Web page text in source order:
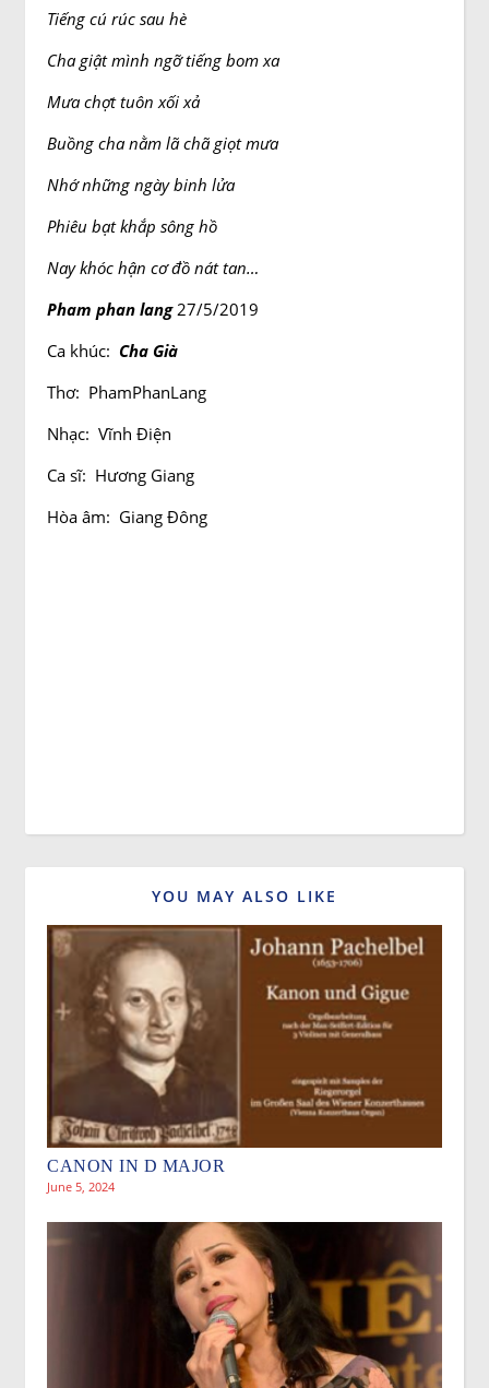
Tiếng cú rúc sau hè
Cha giật mình ngỡ tiếng bom xa
Mưa chợt tuôn xối xả
Buồng cha nằm lã chã giọt mưa
Nhớ những ngày binh lửa
Phiêu bạt khắp sông hồ
Nay khóc hận cơ đồ nát tan…
Pham phan lang27/5/2019
Ca khúc: Cha Già
Thơ: PhamPhanLang
Nhạc: Vĩnh Điện
Ca sĩ: Hương Giang
Hòa âm: Giang Đông
YOU MAY ALSO LIKE
CANON IN D MAJOR
June 5, 2024